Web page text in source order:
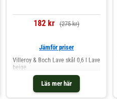
182 kr (275 kr)
Läs mer här
Jämför priser
Villeroy & Boch Lave skål 0,6 l Lave
beige